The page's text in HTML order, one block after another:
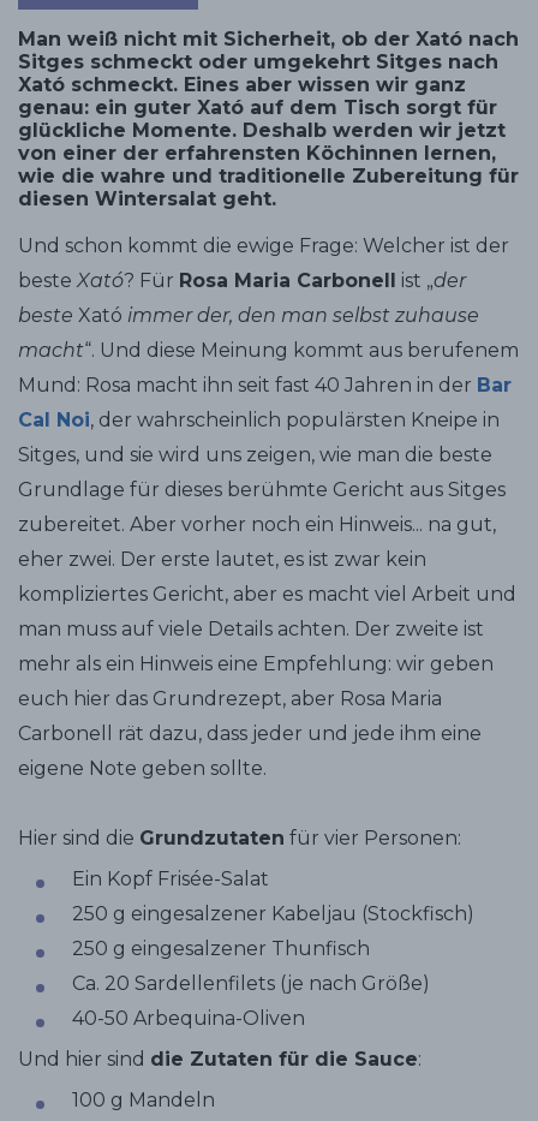
Man weiß nicht mit Sicherheit, ob der Xató nach
Sitges schmeckt oder umgekehrt Sitges nach
Xató schmeckt. Eines aber wissen wir ganz
genau: ein guter Xató auf dem Tisch sorgt für
glückliche Momente. Deshalb werden wir jetzt
von einer der erfahrensten Köchinnen lernen,
wie die wahre und traditionelle Zubereitung für
diesen Wintersalat geht.
Und schon kommt die ewige Frage: Welcher ist der
beste Xató? Für Rosa Maria Carbonell ist „der
beste Xató immer der, den man selbst zuhause
macht“. Und diese Meinung kommt aus berufenem
Mund: Rosa macht ihn seit fast 40 Jahren in der Bar
Cal Noi, der wahrscheinlich populärsten Kneipe in
Sitges, und sie wird uns zeigen, wie man die beste
Grundlage für dieses berühmte Gericht aus Sitges
zubereitet. Aber vorher noch ein Hinweis... na gut,
eher zwei. Der erste lautet, es ist zwar kein
kompliziertes Gericht, aber es macht viel Arbeit und
man muss auf viele Details achten. Der zweite ist
mehr als ein Hinweis eine Empfehlung: wir geben
euch hier das Grundrezept, aber Rosa Maria
Carbonell rät dazu, dass jeder und jede ihm eine
eigene Note geben sollte.
Hier sind die Grundzutaten für vier Personen:
Ein Kopf Frisée-Salat
250 g eingesalzener Kabeljau (Stockfisch)
250 g eingesalzener Thunfisch
Ca. 20 Sardellenfilets (je nach Größe)
40-50 Arbequina-Oliven
Und hier sind die Zutaten für die Sauce:
100 g Mandeln